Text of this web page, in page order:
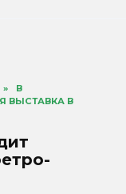
»
В
ВЫСТАВКА В